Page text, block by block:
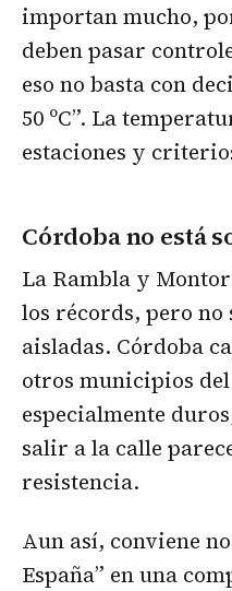
importan mucho,
deben pasar
eso no basta con
50 ºC”. La
estaciones y
Córdoba no está
La Rambla y
los récords, pero no
aisladas. Córdoba
otros municipios
especialmente
salir a la calle
resistencia.
Aun así, conviene
España” en una